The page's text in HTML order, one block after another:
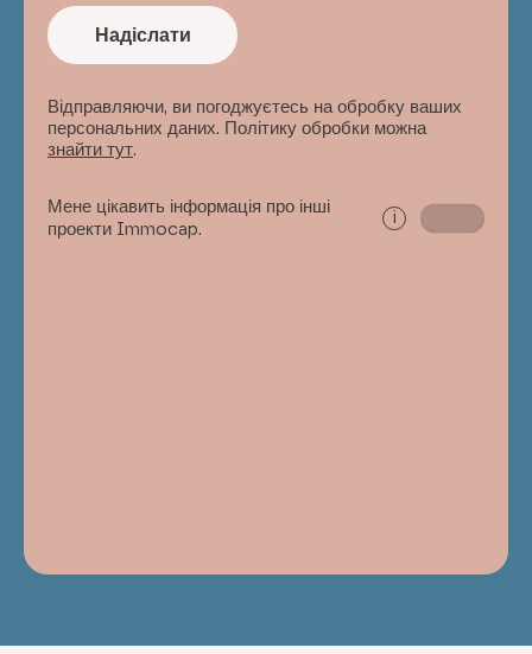
Надіслати
Відправляючи, ви погоджуєтесь на обробку ваших
персональних даних. Політику обробки можна
знайти тут.
Мене цікавить інформація про інші
проекти Immocap.
i